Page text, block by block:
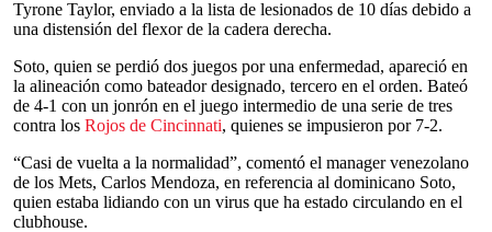
Tyrone Taylor, enviado a la lista de lesionados de 10 días debido a
una distensión del flexor de la cadera derecha.
Soto, quien se perdió dos juegos por una enfermedad, apareció en
la alineación como bateador designado, tercero en el orden. Bateó
de 4-1 con un jonrón en el juego intermedio de una serie de tres
contra los Rojos de Cincinnati, quienes se impusieron por 7-2.
“Casi de vuelta a la normalidad”, comentó el manager venezolano
de los Mets, Carlos Mendoza, en referencia al dominicano Soto,
quien estaba lidiando con un virus que ha estado circulando en el
clubhouse.